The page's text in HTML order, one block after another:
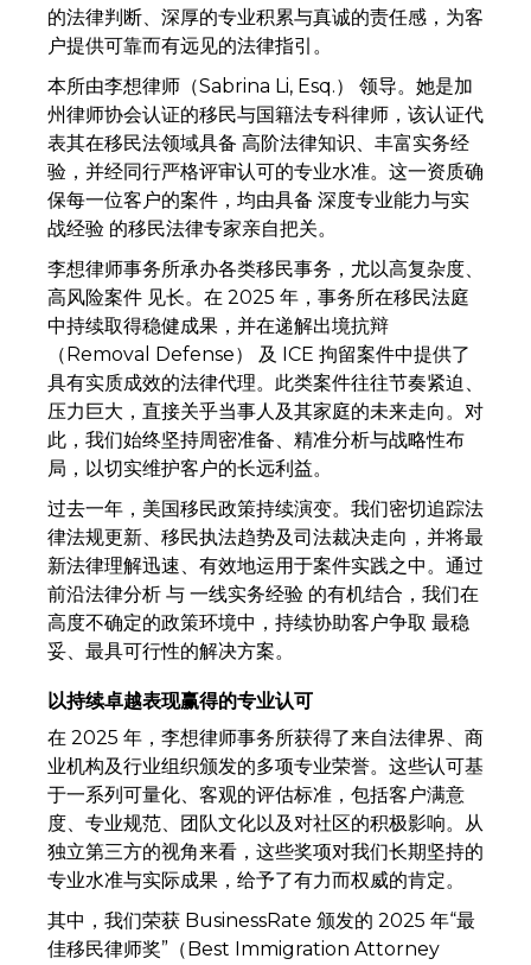
的法律判断、深厚的专业积累与真诚的责任感，为客
户提供可靠而有远见的法律指引。
本所由李想律师（Sabrina Li, Esq.） 领导。她是加
州律师协会认证的移民与国籍法专科律师，该认证代
表其在移民法领域具备 高阶法律知识、丰富实务经
验，并经同行严格评审认可的专业水准。这一资质确
保每一位客户的案件，均由具备 深度专业能力与实
战经验 的移民法律专家亲自把关。
李想律师事务所承办各类移民事务，尤以高复杂度、
高风险案件 见长。在 2025 年，事务所在移民法庭
中持续取得稳健成果，并在递解出境抗辩
（Removal Defense） 及 ICE 拘留案件中提供了
具有实质成效的法律代理。此类案件往往节奏紧迫、
压力巨大，直接关乎当事人及其家庭的未来走向。对
此，我们始终坚持周密准备、精准分析与战略性布
局，以切实维护客户的长远利益。
过去一年，美国移民政策持续演变。我们密切追踪法
律法规更新、移民执法趋势及司法裁决走向，并将最
新法律理解迅速、有效地运用于案件实践之中。通过
前沿法律分析 与 一线实务经验 的有机结合，我们在
高度不确定的政策环境中，持续协助客户争取 最稳
妥、最具可行性的解决方案。
以持续卓越表现赢得的专业认可
在 2025 年，李想律师事务所获得了来自法律界、商
业机构及行业组织颁发的多项专业荣誉。这些认可基
于一系列可量化、客观的评估标准，包括客户满意
度、专业规范、团队文化以及对社区的积极影响。从
独立第三方的视角来看，这些奖项对我们长期坚持的
专业水准与实际成果，给予了有力而权威的肯定。
其中，我们荣获 BusinessRate 颁发的 2025 年“最
佳移民律师奖”（Best Immigration Attorney